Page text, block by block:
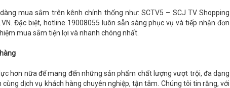
mua sắm trên kênh chính thống như: SCTV5 – SCJ TV Shopping
Đặc biệt, hotline 19008055 luôn sẵn sàng phục vụ và tiếp nhận đơn
mua sắm tiện lợi và nhanh chóng nhất.
hơn nữa để mang đến những sản phẩm chất lượng vượt trội, đa dạng
cùng dịch vụ khách hàng chuyên nghiệp, tận tâm. Chúng tôi tin rằng, với